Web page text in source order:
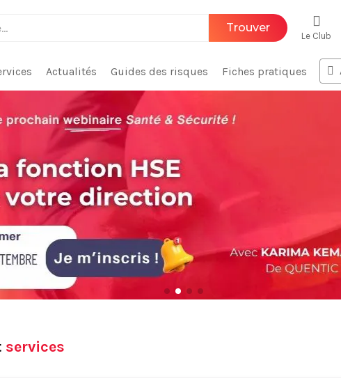
Trouver
Le Club
Actualités Guides des risques Fiches pratiques
services